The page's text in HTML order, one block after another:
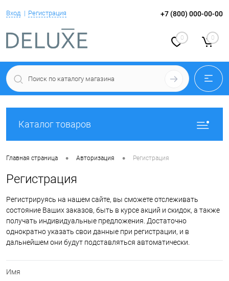
Вход Регистрация +7 (800) 000-00-00
0 0
Каталог товаров
Главная страница • Авторизация • Регистрация
Регистрация
Регистрируясь на нашем сайте, вы сможете отслеживать
состояние Ваших заказов, быть в курсе акций и скидок, а также
получать индивидуальные предложения. Достаточно
однократно указать свои данные при регистрации, и в
дальнейшем они будут подставляться автоматически.
Имя